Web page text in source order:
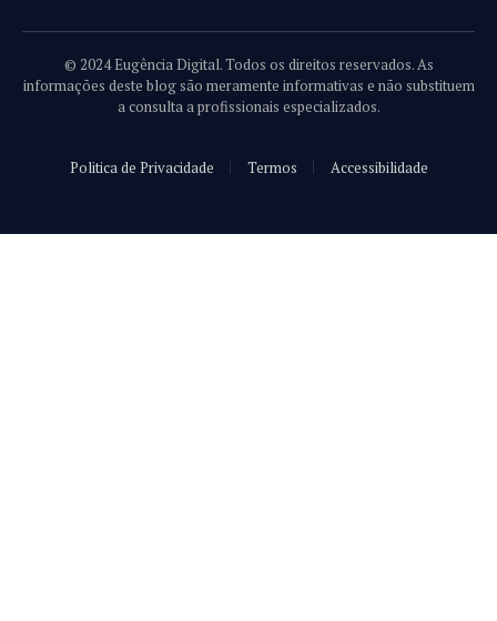
© 2024 Eugência Digital. Todos os direitos reservados. As
informações deste blog são meramente informativas e não substituem
a consulta a profissionais especializados.
Politica de Privacidade Termos Accessibilidade